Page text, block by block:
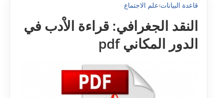
قاعدة البيانات›علم الاجتماع
النقد الجغرافي: قراءة الاْدب في
الدور المكاني pdf